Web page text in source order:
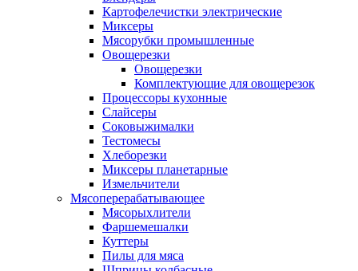
Картофелечистки электрические
Миксеры
Мясорубки промышленные
Овощерезки
Овощерезки
Комплектующие для овощерезок
Процессоры кухонные
Слайсеры
Соковыжималки
Тестомесы
Хлеборезки
Миксеры планетарные
Измельчители
Мясоперерабатывающее
Мясорыхлители
Фаршемешалки
Куттеры
Пилы для мяса